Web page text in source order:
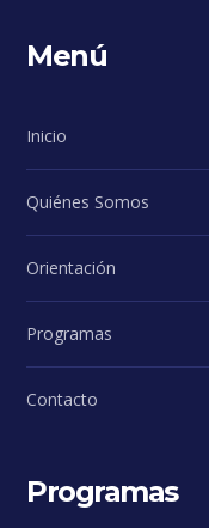
Menú
Inicio
Quiénes Somos
Orientación
Programas
Contacto
Programas